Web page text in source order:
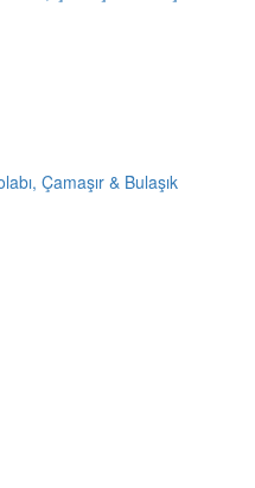
Çamaşır & Bulaşık